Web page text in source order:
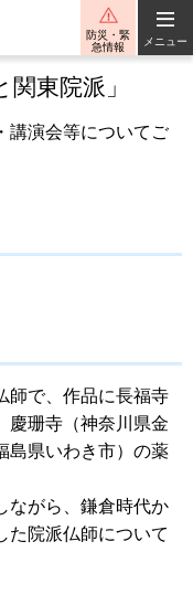
防災・緊
急情報
メニュー
東院派」
講演会等についてご
師で、作品に長福寺
慶珊寺（神奈川県金
島県いわき市）の薬
ながら、鎌倉時代か
た院派仏師について